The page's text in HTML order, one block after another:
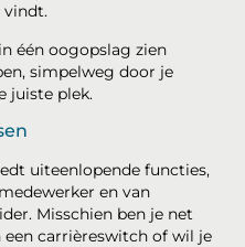
vindt.
één oogopslag zien
simpelweg door je
juiste plek.
uiteenlopende functies,
en van
Misschien ben je net
een carrièreswitch of wil je